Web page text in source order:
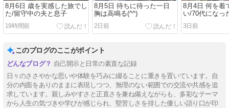
8月6日 歳を実感した旅でし
た/留守中の夫と息子
19時間前
8月5日 待ちに待った一日
胸は高鳴る(^^)
2日前
8月4日 何を着
い/70代になっ
にスニーカー
3日前
このブログのここがポイント
自己開示と日常の素直な記録
日々のささやかな思いや体験を巧みに綴ることに重きを置いています。自
分の内面をありのままに表現しつつ、無理のない範囲での交流や共感を追
求しています。親しみやすさと正直さを兼ね備えながらも、多彩なテーマ
から人生の気づきや学びが感じられ、堅苦しさを排した優しい語り口が印